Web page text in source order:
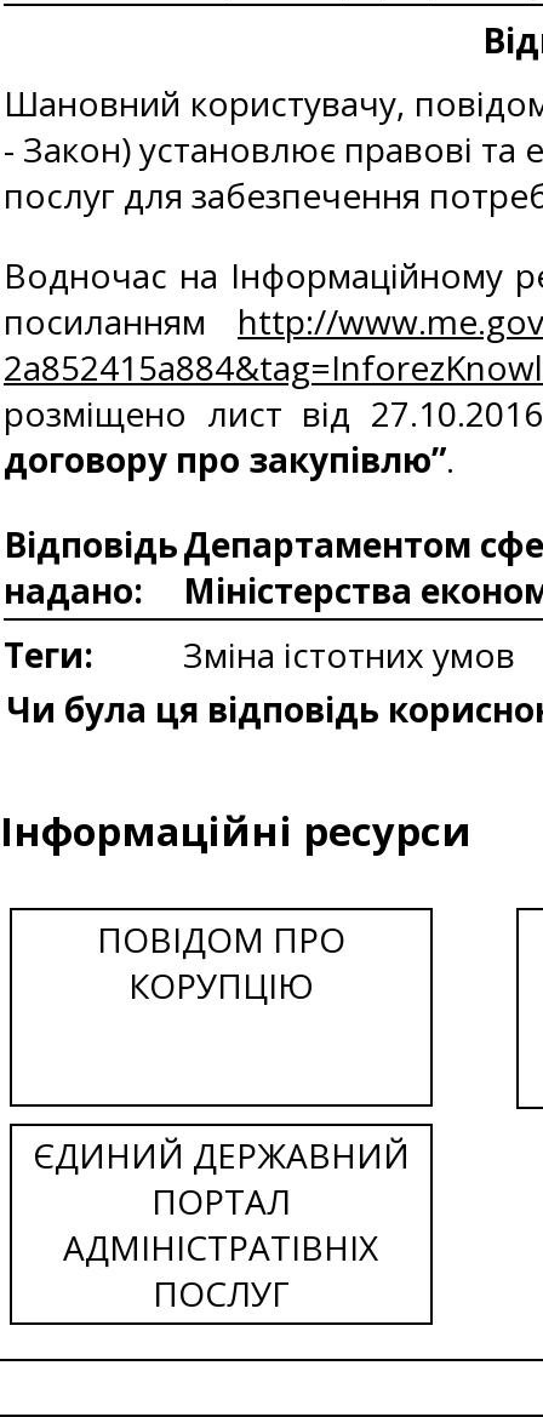
Шановний користувачу,
- Закон) установлює правові та
послуг для забезпечення
Водночас на Інформаційному
посиланням http://
розміщено лист від
договору про закупівлю”.
Відповідь
надано:
Департаментом
Міністерства
Теги:
Зміна істотних умов
Чи була ця відповідь
Інформаційні ресурси
ПОВІДОМ ПРО
КОРУПЦІЮ
ЄДИНИЙ ДЕРЖАВНИЙ
ПОРТАЛ
АДМІНІСТРАТІВНІХ
ПОСЛУГ